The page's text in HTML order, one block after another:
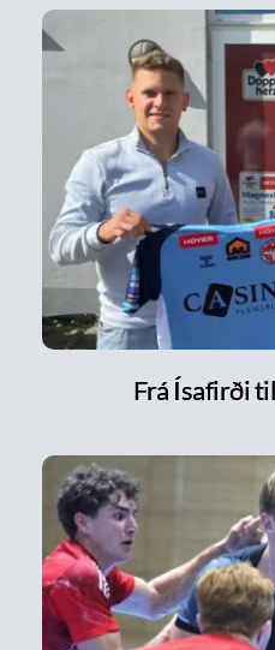
Frá Ísafirði